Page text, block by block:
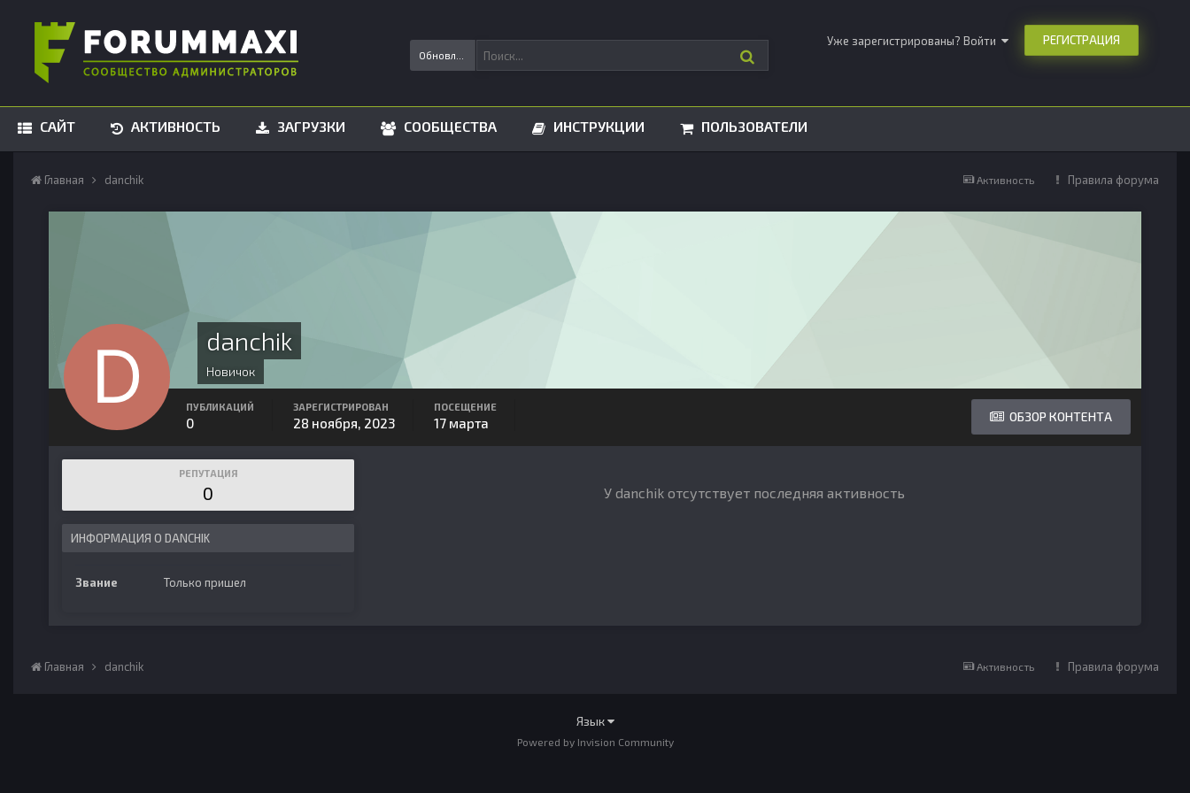
Уже зарегистрированы? Войти РЕГИСТРАЦИЯ
САЙТ АКТИВНОСТЬ ЗАГРУЗКИ СООБЩЕСТВА ИНСТРУКЦИИ ПОЛЬЗОВАТЕЛИ
Активность Правила форума
Главная danchik
danchik
Новичок
ОБЗОР КОНТЕНТА
ПУБЛИКАЦИЙ
0
ЗАРЕГИСТРИРОВАН
28 ноября, 2023
ПОСЕЩЕНИЕ
17 марта
РЕПУТАЦИЯ
0
ИНФОРМАЦИЯ О DANCHIK
Звание Только пришел
У danchik отсутствует последняя активность
Активность Правила форума
Главная danchik
Язык
Powered by Invision Community